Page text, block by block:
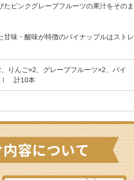
ピンクグレープフルーツの果汁をそのま
味・酸味が特徴のパイナップルはストレ
りんご×2、グレープフルーツ×2、パイ
計10本